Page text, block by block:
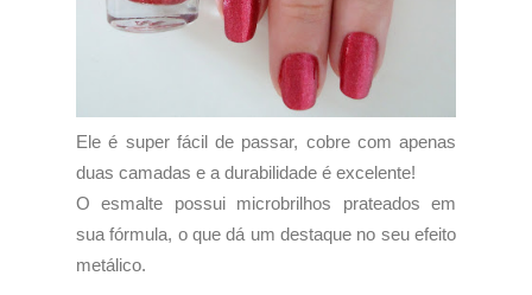
Ele é super fácil de passar, cobre com apenas
duas camadas e a durabilidade é excelente!
O esmalte possui microbrilhos prateados em
sua fórmula, o que dá um destaque no seu efeito
metálico.